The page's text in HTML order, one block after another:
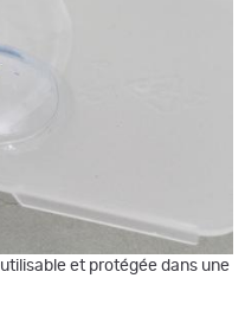
et protégée dans une